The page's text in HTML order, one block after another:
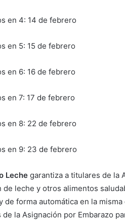
en 4: 14 de febrero
en 5: 15 de febrero
en 6: 16 de febrero
en 7: 17 de febrero
en 8: 22 de febrero
en 9: 23 de febrero
Leche garantiza a titulares de la
de leche y otros alimentos
de forma automática en la
la Asignación por Embarazo